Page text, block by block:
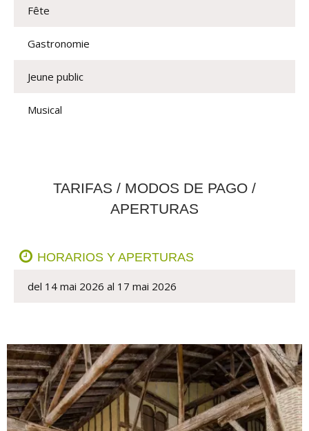
Fête
Gastronomie
Jeune public
Musical
TARIFAS / MODOS DE PAGO /
APERTURAS
HORARIOS Y APERTURAS
del 14 mai 2026 al 17 mai 2026